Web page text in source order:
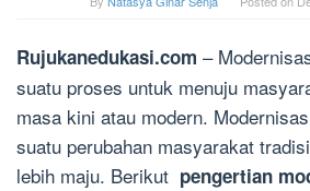
Rujukanedukasi.com –
suatu proses untuk menuju
masa kini atau modern.
suatu perubahan masyarakat
lebih maju. Berikut pengertian